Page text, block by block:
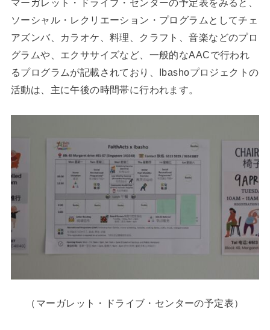
マーガレット・ドライブ・センターの予定表をみると、
ソーシャル・レクリエーション・プログラムとしてチェ
アズンバ、カラオケ、料理、クラフト、音楽などのプロ
グラムや、エクササイズなど、一般的なAACで行われ
るプログラムが記載されており、Ibashoプロジェクトの
活動は、主に午後の時間帯に行われます。
（マーガレット・ドライブ・センターの予定表）